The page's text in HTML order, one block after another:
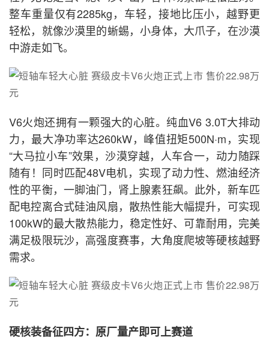
整车重量仅有2285kg，车轻，接地比压小，越野更
轻松，就像沙漠里的蜥蜴，小身体，大爪子，在沙漠
中游走如飞。
V6火炮还拥有一颗强大的心脏。纯血V6 3.0T大排动
力，最大净功率达260kW，峰值扭矩500N·m，实现
“大马拉小车”效果，沙漠穿越，人车合一，动力随踩
随有！同时匹配48V电机，实现了动力性、燃油经济
性的平衡，一脚油门，肾上腺素狂飙。此外，新车匹
配电控离合式硅油风扇，散热性能大幅提升，可实现
100kW的最大散热能力，稳定性好、可靠耐用，完美
满足极限玩沙，高强度赛事，大角度爬坡等硬核越野
需求。
硬核装备征四方：原厂量产即可上赛道